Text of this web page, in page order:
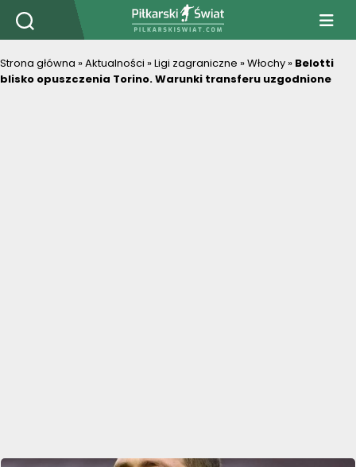
PiłkarskiSwiat.com
Strona główna »Aktualności »Ligi zagraniczne »Włochy » Belotti
blisko opuszczenia Torino. Warunki transferu uzgodnione